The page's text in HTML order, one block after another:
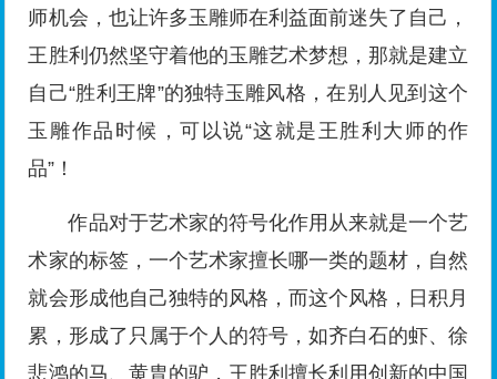
师机会，也让许多玉雕师在利益面前迷失了自己，
王胜利仍然坚守着他的玉雕艺术梦想，那就是建立
自己“胜利王牌”的独特玉雕风格，在别人见到这个
玉雕作品时候，可以说“这就是王胜利大师的作
品”！
作品对于艺术家的符号化作用从来就是一个艺
术家的标签，一个艺术家擅长哪一类的题材，自然
就会形成他自己独特的风格，而这个风格，日积月
累，形成了只属于个人的符号，如齐白石的虾、徐
悲鸿的马、黄胄的驴，王胜利擅长利用创新的中国